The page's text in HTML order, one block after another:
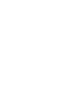
налягане,